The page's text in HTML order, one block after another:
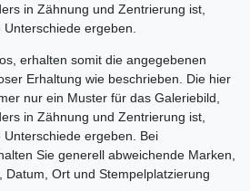
in Zähnung und Zentrierung ist,
ergeben.
erhalten somit die angegebenen
Erhaltung wie beschrieben. Die hier
nur ein Muster für das Galeriebild,
in Zähnung und Zentrierung ist,
ergeben. Bei
Sie generell abweichende Marken,
Datum, Ort und Stempelplatzierung